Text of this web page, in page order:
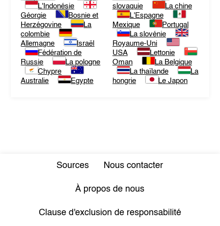
L'Indonésie
Géorgie
Bosnie et
Herzégovine
La
colombie
Allemagne
Israël
Fédération de
Russie
La pologne
Chypre
Australie
Egypte
slovaquie
La chine
L'Espagne
Mexique
Portugal
La slovénie
Royaume-Uni
USA
Lettonie
Oman
La Belgique
La thaïlande
La
hongrie
Le Japon
Sources Nous contacter
À propos de nous
Clause d'exclusion de responsabilité